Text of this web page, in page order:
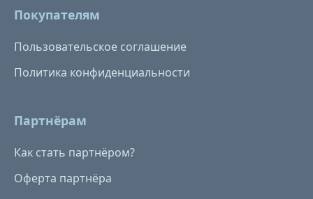
Покупателям
Пользовательское соглашение
Политика конфиденциальности
Партнёрам
Как стать партнёром?
Оферта партнёра